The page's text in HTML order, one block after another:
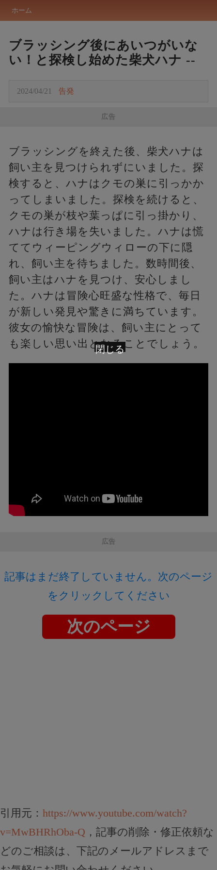
ホーム
ブラッシング後にあいつがいな
い！と探検し始めた柴犬ハナ --
2024/04/21 告発
広告
ブラッシングを終えた後、柴犬ハナは
飼い主を見つけられずにいました。探
検すると、ハナはクモの巣に引っかか
ってしまいました。探検を続けると、
クモの巣が枝や葉っぱに引っ掛かり、
ハナは行き場を失いました。ハナは慌
ててウィーピングウィローの下に隠
れ、飼い主を待ちました。数時間後、
飼い主はハナを見つけ、安心しまし
た。ハナは冒険心旺盛な性格で、毎日
が新しい発見や驚きに満ちています。
彼女の愉快な冒険は、飼い主にとって
も楽しい思い出となることでしょう。
広告
記事はまだ終了していません。次のページ
をクリックしてください
次のページ
引用元： https://www.youtube.com/watch?
v=MwBHRhOba-Q ，記事の削除・修正依頼な
どのご相談は、下記のメールアドレスまで
閉じる